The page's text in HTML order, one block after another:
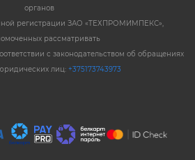
органов
регистрации ЗАО «ТЕХПРОМИМПЕКС»,
рассматривать
с законодательством об обращениях
лиц: +375173743973